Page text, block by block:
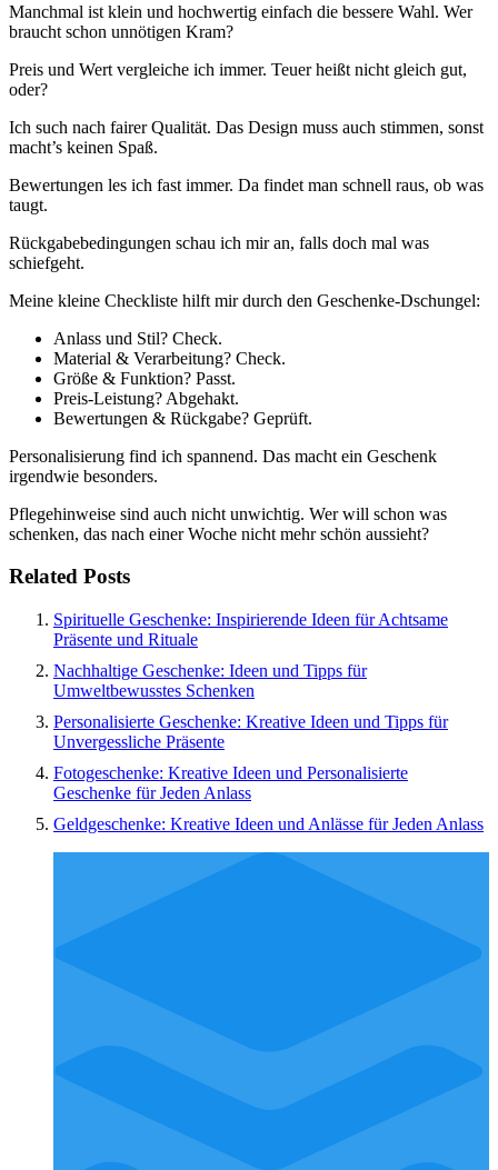
Manchmal ist klein und hochwertig einfach die bessere Wahl. Wer
braucht schon unnötigen Kram?
Preis und Wert vergleiche ich immer. Teuer heißt nicht gleich gut,
oder?
Ich such nach fairer Qualität. Das Design muss auch stimmen, sonst
macht’s keinen Spaß.
Bewertungen les ich fast immer. Da findet man schnell raus, ob was
taugt.
Rückgabebedingungen schau ich mir an, falls doch mal was
schiefgeht.
Meine kleine Checkliste hilft mir durch den Geschenke-Dschungel:
Anlass und Stil? Check.
Material & Verarbeitung? Check.
Größe & Funktion? Passt.
Preis-Leistung? Abgehakt.
Bewertungen & Rückgabe? Geprüft.
Personalisierung find ich spannend. Das macht ein Geschenk
irgendwie besonders.
Pflegehinweise sind auch nicht unwichtig. Wer will schon was
schenken, das nach einer Woche nicht mehr schön aussieht?
Related Posts
Spirituelle Geschenke: Inspirierende Ideen für Achtsame
Präsente und Rituale
Nachhaltige Geschenke: Ideen und Tipps für
Umweltbewusstes Schenken
Personalisierte Geschenke: Kreative Ideen und Tipps für
Unvergessliche Präsente
Fotogeschenke: Kreative Ideen und Personalisierte
Geschenke für Jeden Anlass
Geldgeschenke: Kreative Ideen und Anlässe für Jeden Anlass